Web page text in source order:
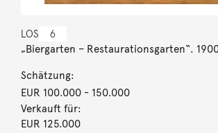
LOS 6
„Biergarten – Restaurationsgarten“.
Schätzung:
EUR 100.000- 150.000
Verkauft für:
EUR 125.000